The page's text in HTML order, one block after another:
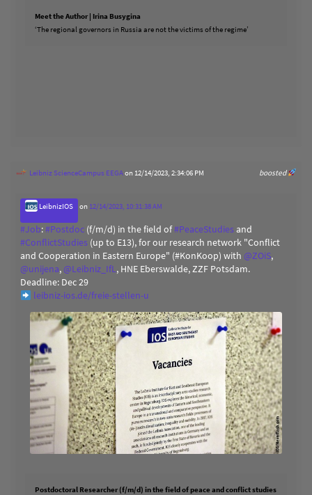
Meet the Author | Irina Busygina
‘The regional governors in Russia are not the victims of the regime’
boosted
Leibniz ScienceCampus EEGAon 12/14/2023, 2:34:06 PM
LeibnizIOS on 12/14/2023, 10:31:38 AM
#Job:#Postdoc (f/m/d) in the field of#PeaceStudiesand
#ConflictStudies (up to E13), for our research network "Conflict
and Cooperation in Eastern Europe" (#KonKoop) with @ZOiS,
@unijena, @Leibniz_IfL, HNE Eberswalde, ZZF Potsdam.
Deadline: Dec 29
leibniz-ios.de/freie-stellen-u
Postdoctoral Researcher (f/m/d) in the field of peace and conflict studies